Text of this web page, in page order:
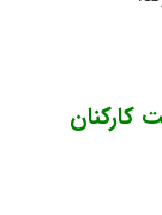
کارکنان